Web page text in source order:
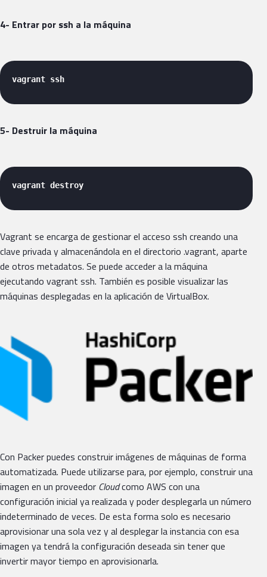
4- Entrar por ssh a la máquina
vagrant ssh
5- Destruir la máquina
vagrant destroy
Vagrant se encarga de gestionar el acceso ssh creando una
clave privada y almacenándola en el directorio .vagrant, aparte
de otros metadatos. Se puede acceder a la máquina
ejecutando vagrant ssh. También es posible visualizar las
máquinas desplegadas en la aplicación de VirtualBox.
Con Packer puedes construir imágenes de máquinas de forma
automatizada. Puede utilizarse para, por ejemplo, construir una
imagen en un proveedor Cloudcomo AWS con una
configuración inicial ya realizada y poder desplegarla un número
indeterminado de veces. De esta forma solo es necesario
aprovisionar una sola vez y al desplegar la instancia con esa
imagen ya tendrá la configuración deseada sin tener que
invertir mayor tiempo en aprovisionarla.